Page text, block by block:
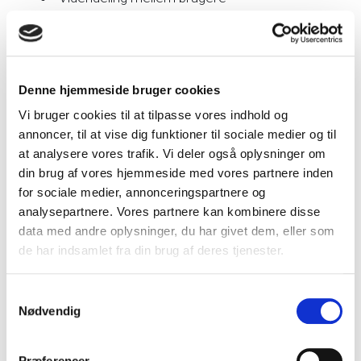
Denne hjemmeside bruger cookies
Vi bruger cookies til at tilpasse vores indhold og
annoncer, til at vise dig funktioner til sociale medier og til
at analysere vores trafik. Vi deler også oplysninger om
din brug af vores hjemmeside med vores partnere inden
for sociale medier, annonceringspartnere og
analysepartnere. Vores partnere kan kombinere disse
data med andre oplysninger, du har givet dem, eller som
de har indsamlet fra din brug af deres tjenester.
Nødvendig
AffaldOnline 2.0
Hvorfor er ERFA-
dagen så vigtig for
os?
kunder. Ønsker og input til automatisering, funktioner og